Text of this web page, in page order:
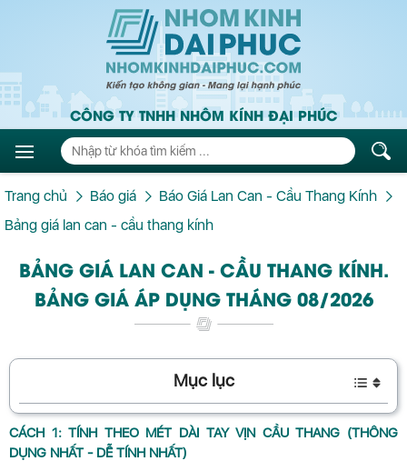
CÔNG TY TNHH NHÔM KÍNH ĐẠI PHÚC
Trang chủ Báo giá
Báo Giá Lan Can - Cầu Thang Kính
Bảng giá lan can - cầu thang kính
BẢNG GIÁ LAN CAN - CẦU THANG KÍNH.
BẢNG GIÁ ÁP DỤNG THÁNG 08/2026
Mục lục
CÁCH 1: TÍNH THEO MÉT DÀI TAY VỊN CẦU THANG (THÔNG
DỤNG NHẤT - DỄ TÍNH NHẤT)